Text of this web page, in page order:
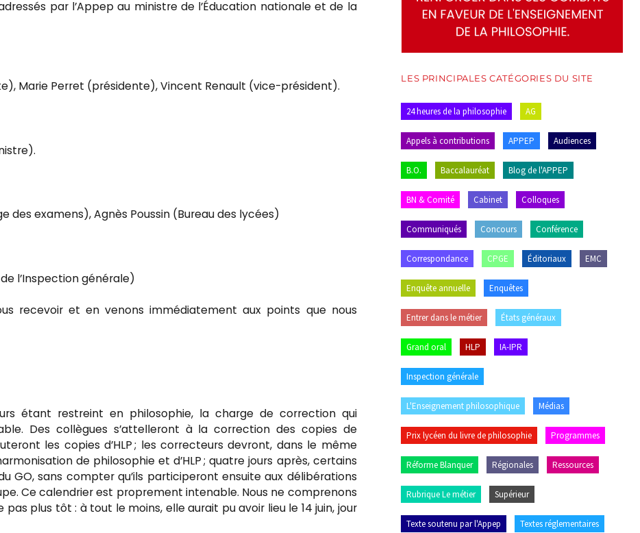
par l’Appep au ministre de l’Éducation nationale et de la
Marie Perret (présidente), Vincent Renault (vice-président).
des examens), Agnès Poussin (Bureau des lycées)
l’Inspection générale)
recevoir et en venons immédiatement aux points que nous
étant restreint en philosophie, la charge de correction qui
Des collègues s’attelleront à la correction des copies de
les copies d’HLP ; les correcteurs devront, dans le même
de philosophie et d’HLP ; quatre jours après, certains
GO, sans compter qu’ils participeront ensuite aux délibérations
Ce calendrier est proprement intenable. Nous ne comprenons
plus tôt : à tout le moins, elle aurait pu avoir lieu le 14 juin, jour
LES PRINCIPALES CATÉGORIES DU SITE
24 heures de la philosophie AG
Appels à contributions APPEP Audiences
B.O. Baccalauréat Blog de l'APPEP
BN & Comité Cabinet Colloques
Communiqués Concours Conférence
Correspondance CPGE Éditoriaux EMC
Enquête annuelle Enquêtes
Entrer dans le métier États généraux
Grand oral HLP IA-IPR
Inspection générale
L'Enseignement philosophique Médias
Prix lycéen du livre de philosophie Programmes
Réforme Blanquer Régionales Ressources
Rubrique Le métier Supérieur
Texte soutenu par l'Appep Textes réglementaires